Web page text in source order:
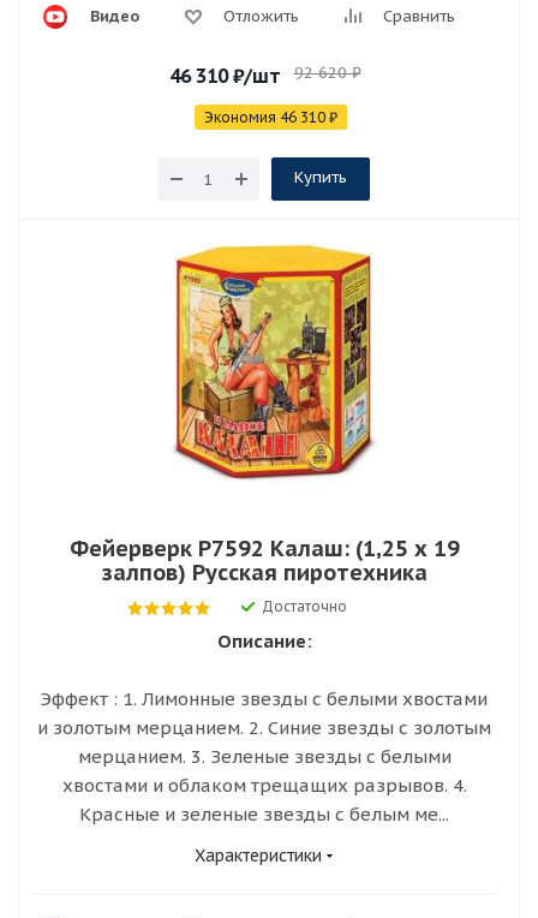
Видео Отложить Сравнить
46 310₽/шт 92 620₽
Экономия 46 310 ₽
Купить
Фейерверк Р7592 Калаш: (1,25 х 19
залпов) Русская пиротехника
Достаточно
Описание:
Эффект : 1. Лимонные звезды с белыми хвостами
и золотым мерцанием. 2. Синие звезды с золотым
мерцанием. 3. Зеленые звезды с белыми
хвостами и облаком трещащих разрывов. 4.
Красные и зеленые звезды с белым ме...
Характеристики